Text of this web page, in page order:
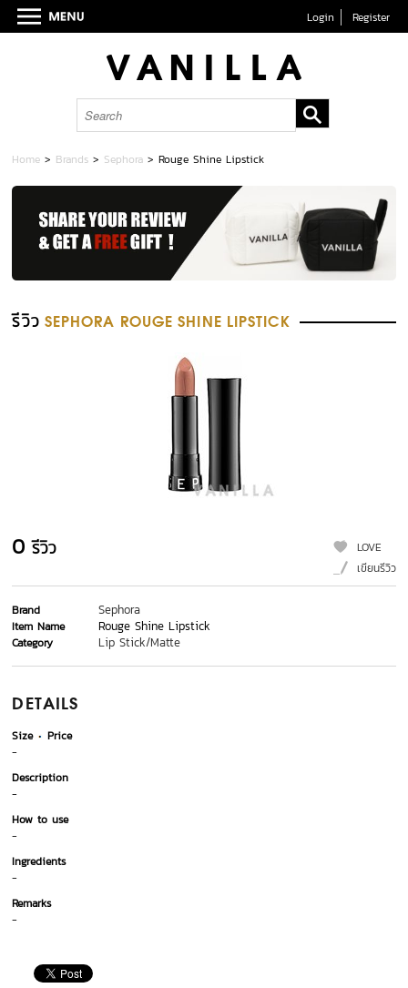
Login Register
Home > Brands > Sephora >Rouge Shine Lipstick
รีวิว SEPHORA ROUGE SHINE LIPSTICK
0 รีวิว
LOVE
เขียนรีวิว
Brand Sephora
Item Name Rouge Shine Lipstick
Category Lip Stick/Matte
DETAILS
Size
Price
-
Description
-
How to use
-
Ingredients
-
Remarks
-